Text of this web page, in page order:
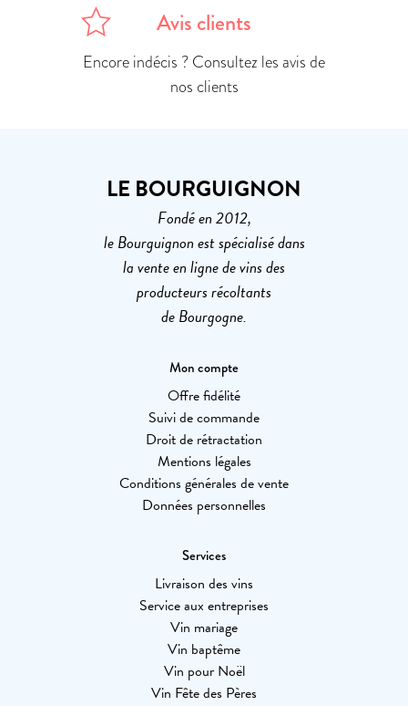
Avis clients
Encore indécis ? Consultez les avis de
nos clients
LE BOURGUIGNON
Fondé en 2012,
le Bourguignon est spécialisé dans
la vente en ligne de vins des
producteurs récoltants
de Bourgogne.
Mon compte
Offre fidélité
Suivi de commande
Droit de rétractation
Mentions légales
Conditions générales de vente
Données personnelles
Services
Livraison des vins
Service aux entreprises
Vin mariage
Vin baptême
Vin pour Noël
Vin Fête des Pères